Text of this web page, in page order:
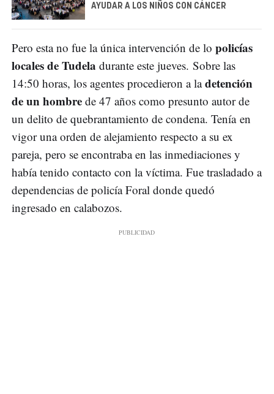
AYUDAR A LOS NIÑOS CON CÁNCER
Pero esta no fue la única intervención de lo policías
locales de Tudela durante este jueves. Sobre las
14:50 horas, los agentes procedieron a ladetención
de un hombre de 47 años como presunto autor de
un delito de quebrantamiento de condena. Tenía en
vigor una orden de alejamiento respecto a su ex
pareja, pero se encontraba en las inmediaciones y
había tenido contacto con la víctima. Fue trasladado a
dependencias de policía Foral donde quedó
ingresado en calabozos.